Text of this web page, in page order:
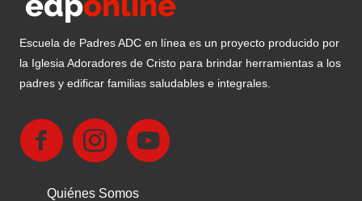
Escuela de Padres ADC en línea es un proyecto producido por
la Iglesia Adoradores de Cristo para brindar herramientas a los
padres y edificar familias saludables e integrales.
Quiénes Somos